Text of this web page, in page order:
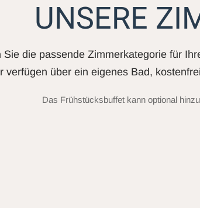
UNSERE
Sie die passende Zimmerkategorie für
verfügen über ein eigenes Bad,
Das Frühstücksbuffet kann optional